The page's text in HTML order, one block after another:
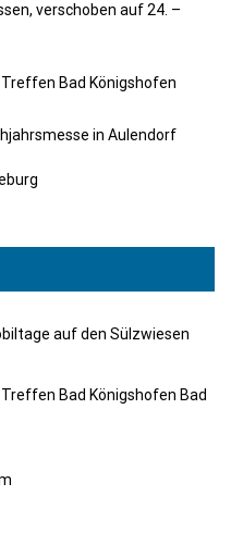
verschoben auf 24. –
Bad Königshofen
in Aulendorf
auf den Sülzwiesen
Bad Königshofen Bad